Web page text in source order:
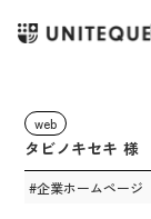
web
タビノキセキ 様
#企業ホームページ